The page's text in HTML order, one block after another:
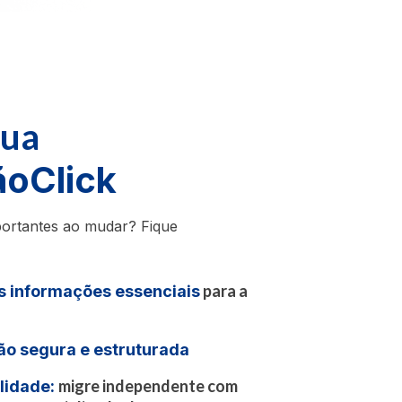
ao mudar? Fique
informações essenciaispara a
segura e estruturada
migre independente com